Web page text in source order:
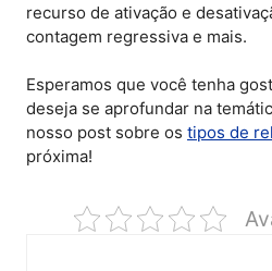
recurso de ativação e
contagem regressiva e mais.
Esperamos que você tenha
deseja se aprofundar na
nosso post sobre os tipos de
próxima!